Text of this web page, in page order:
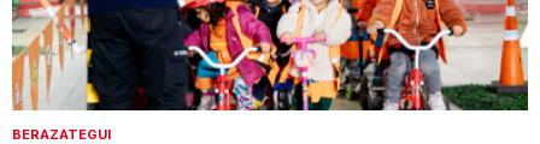
BERAZATEGUI